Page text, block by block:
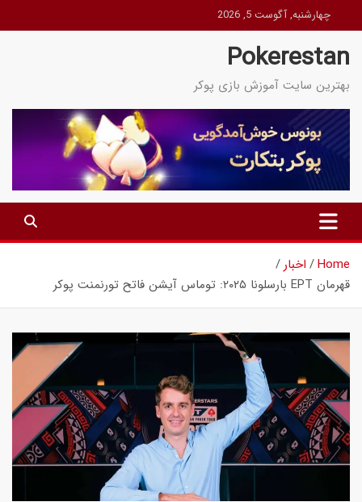
to
content
چهارشنبه, آگوست 5, 2026
Pokerestan
بهترین سایت آموزش بازی پوکر
Home
اخبار
قهرمان EPT بارسلونا ۲۰۲۵: توماس آیشن فاتح تورنمنت پوکر